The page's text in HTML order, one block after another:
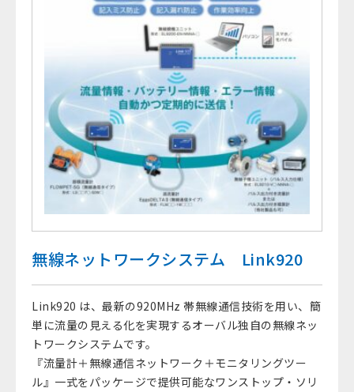
無線ネットワークシステム Link920
Link920 は、最新の920MHz 帯無線通信技術を用い、簡
単に流量の見える化を実現するオーバル独自の無線ネッ
トワークシステムです。
『流量計＋無線通信ネットワーク＋モニタリングツー
ル』一式をパッケージで提供可能なワンストップ・ソリ